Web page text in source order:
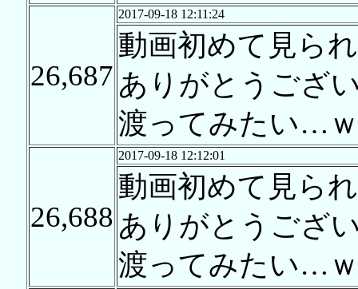
26,687
2017-09-18 12:11:24
動画初めて見ら
ありがとうござ
渡ってみたい…ｗ
26,688
2017-09-18 12:12:01
動画初めて見ら
ありがとうござ
渡ってみたい…ｗ